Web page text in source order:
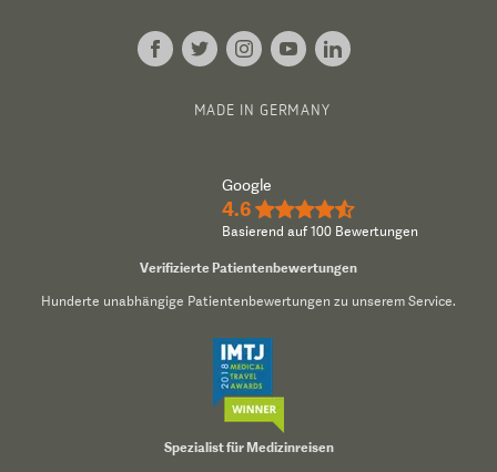
MADE IN GERMANY
Google
4.6 ★★★★½
Basierend auf 100 Bewertungen
Verifizierte Patientenbewertungen
Hunderte unabhängige Patientenbewertungen zu unserem Service.
Spezialist für Medizinreisen